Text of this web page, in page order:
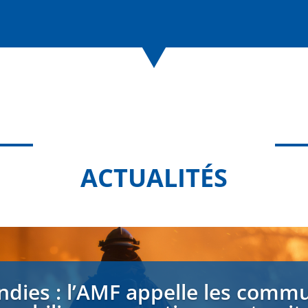
ACTUALITÉS
: l’AMF appelle les